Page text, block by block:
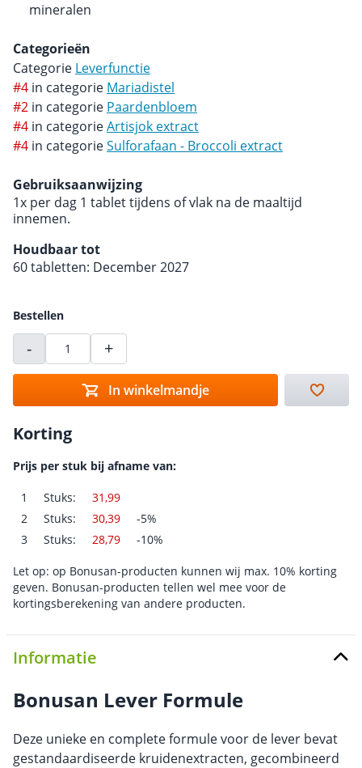
mineralen
Categorieën
Categorie Leverfunctie
#4 in categorie Mariadistel
#2 in categorie Paardenbloem
#4 in categorieArtisjok extract
#4 in categorieSulforafaan - Broccoli extract
Gebruiksaanwijzing
1x per dag 1 tablet tijdens of vlak na de maaltijd
innemen.
Houdbaar tot
60 tabletten: December 2027
Bestellen
- +
In winkelmandje
Korting
Prijs per stuk bij afname van:
1 Stuks:
31,99
2
Stuks: 30,39
-5%
3
Stuks: 28,79 -10%
Let op: op Bonusan-producten kunnen wij max. 10% korting
geven. Bonusan-producten tellen wel mee voor de
kortingsberekening van andere producten.
Informatie
Bonusan Lever Formule
Deze unieke en complete formule voor de lever bevat
gestandaardiseerde kruidenextracten, gecombineerd